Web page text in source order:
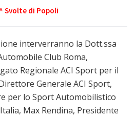
Svolte di Popoli
interverranno la Dott.ssa
Club Roma,
Regionale ACI Sport per il
Generale ACI Sport,
per lo Sport Automobilistico
Max Rendina, Presidente